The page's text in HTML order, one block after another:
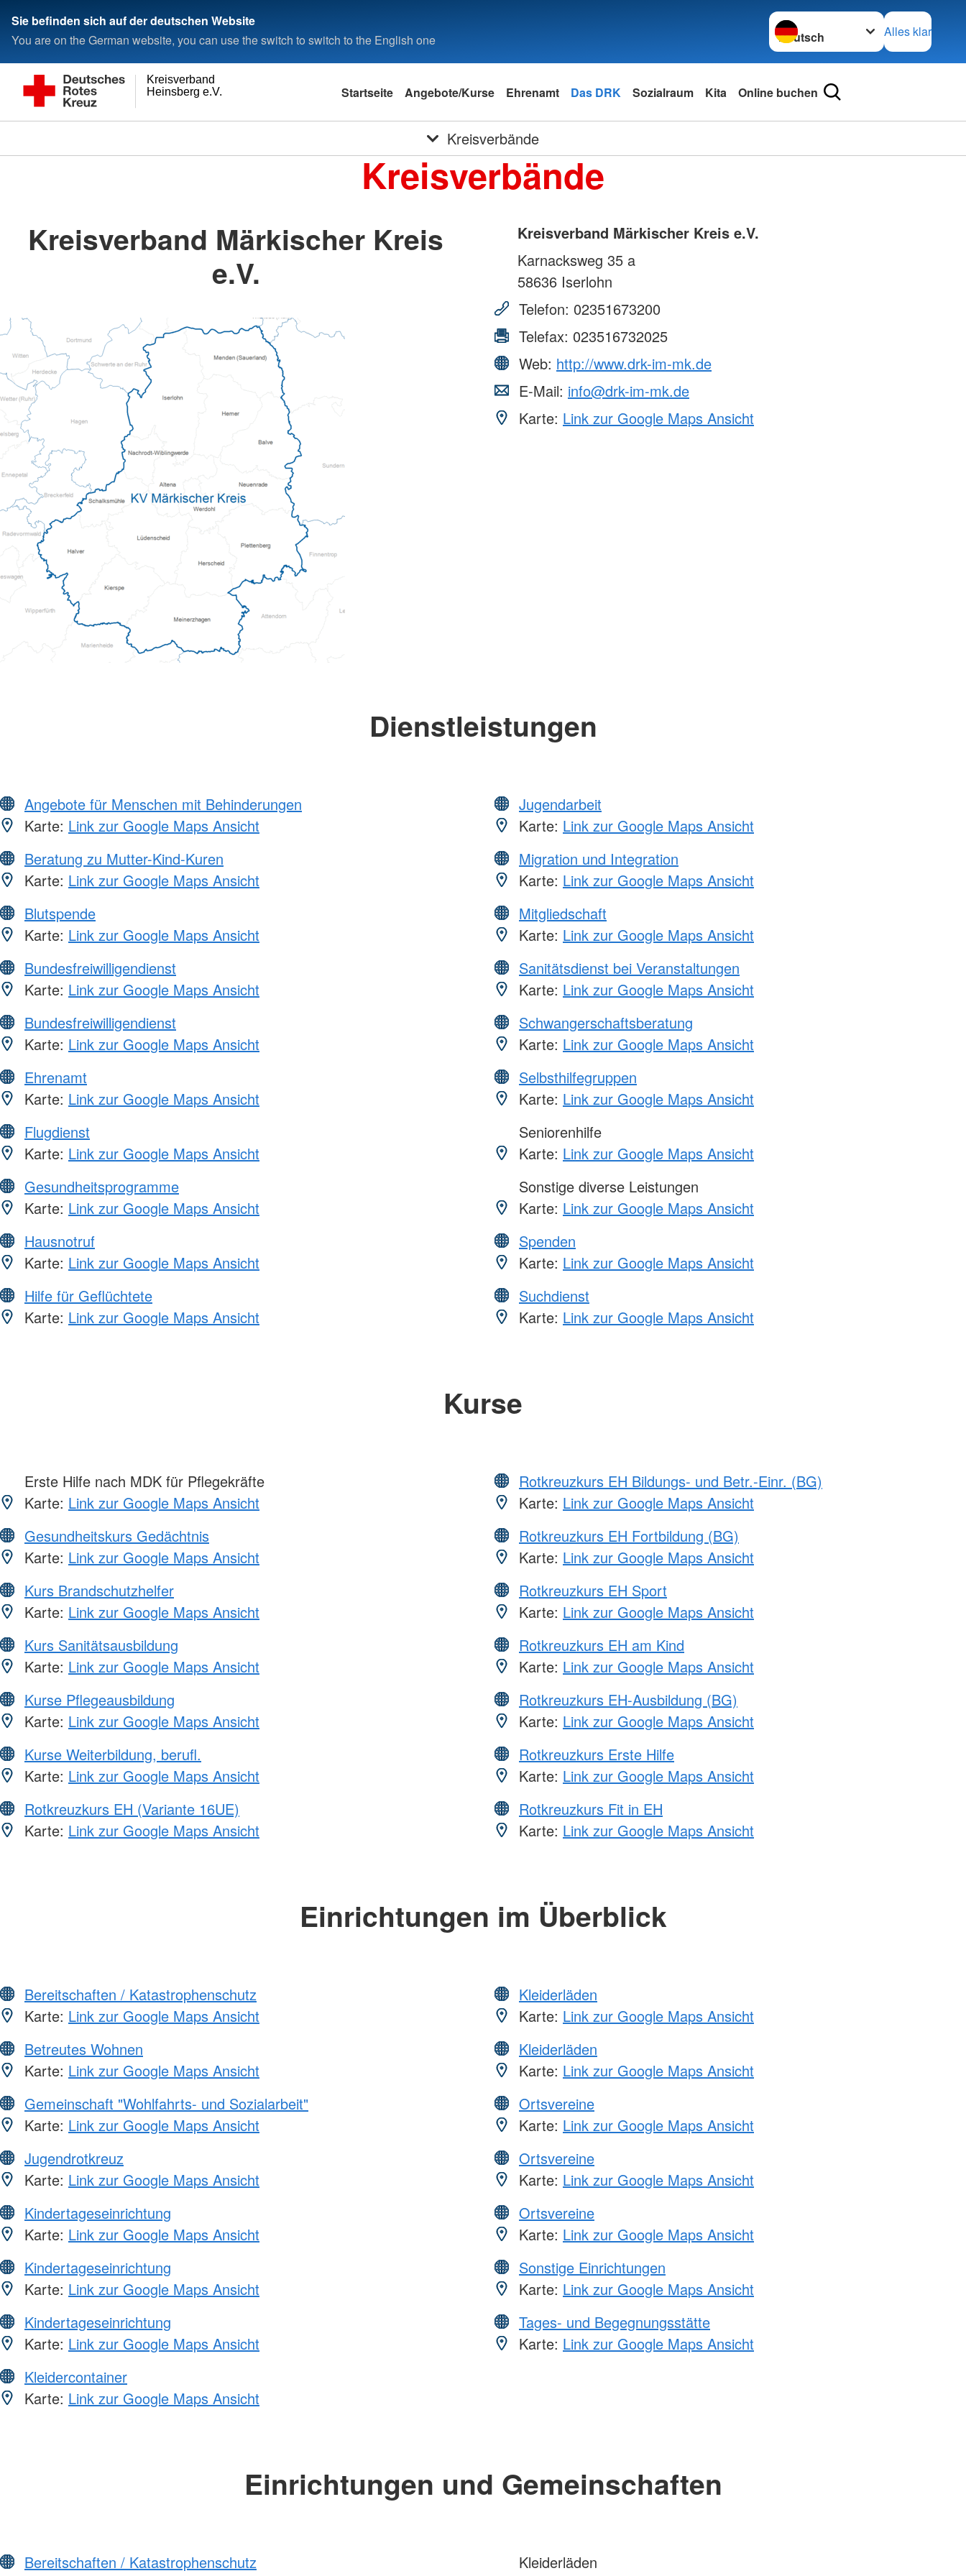
Sie befinden sich auf der deutschen Website
You are on the German website, you can use the switch to switch to the English one
Sprache wechseln zu
Alles klar
Heinsberg e.V.
Kreisverband
Startseite Angebote/Kurse Ehrenamt Das DRK Sozialraum Kita Online buchen
Kreisverbände
Kreisverbände
Kreisverband Märkischer Kreis
e.V.
Kreisverband Märkischer Kreis e.V.
Karnacksweg 35 a
58636 Iserlohn
Telefon: 02351673200
Telefax: 023516732025
Web: http://www.drk-im-mk.de
E-Mail: info@drk-im-mk.de
Karte: Link zur Google Maps Ansicht
Dienstleistungen
Angebote für Menschen mit Behinderungen
Karte: Link zur Google Maps Ansicht
Beratung zu Mutter-Kind-Kuren
Karte: Link zur Google Maps Ansicht
Blutspende
Karte: Link zur Google Maps Ansicht
Bundesfreiwilligendienst
Karte: Link zur Google Maps Ansicht
Bundesfreiwilligendienst
Karte: Link zur Google Maps Ansicht
Ehrenamt
Karte: Link zur Google Maps Ansicht
Flugdienst
Karte: Link zur Google Maps Ansicht
Gesundheitsprogramme
Karte: Link zur Google Maps Ansicht
Hausnotruf
Karte: Link zur Google Maps Ansicht
Hilfe für Geflüchtete
Karte: Link zur Google Maps Ansicht
Jugendarbeit
Karte: Link zur Google Maps Ansicht
Migration und Integration
Karte: Link zur Google Maps Ansicht
Mitgliedschaft
Karte: Link zur Google Maps Ansicht
Sanitätsdienst bei Veranstaltungen
Karte: Link zur Google Maps Ansicht
Schwangerschaftsberatung
Karte: Link zur Google Maps Ansicht
Selbsthilfegruppen
Karte: Link zur Google Maps Ansicht
Seniorenhilfe
Karte: Link zur Google Maps Ansicht
Sonstige diverse Leistungen
Karte: Link zur Google Maps Ansicht
Spenden
Karte: Link zur Google Maps Ansicht
Suchdienst
Karte: Link zur Google Maps Ansicht
Kurse
Erste Hilfe nach MDK für Pflegekräfte
Karte: Link zur Google Maps Ansicht
Gesundheitskurs Gedächtnis
Karte: Link zur Google Maps Ansicht
Kurs Brandschutzhelfer
Karte: Link zur Google Maps Ansicht
Kurs Sanitätsausbildung
Karte: Link zur Google Maps Ansicht
Kurse Pflegeausbildung
Karte: Link zur Google Maps Ansicht
Kurse Weiterbildung, berufl.
Karte: Link zur Google Maps Ansicht
Rotkreuzkurs EH (Variante 16UE)
Karte: Link zur Google Maps Ansicht
Rotkreuzkurs EH Bildungs- und Betr.-Einr. (BG)
Karte: Link zur Google Maps Ansicht
Rotkreuzkurs EH Fortbildung (BG)
Karte: Link zur Google Maps Ansicht
Rotkreuzkurs EH Sport
Karte: Link zur Google Maps Ansicht
Rotkreuzkurs EH am Kind
Karte: Link zur Google Maps Ansicht
Rotkreuzkurs EH-Ausbildung (BG)
Karte: Link zur Google Maps Ansicht
Rotkreuzkurs Erste Hilfe
Karte: Link zur Google Maps Ansicht
Rotkreuzkurs Fit in EH
Karte: Link zur Google Maps Ansicht
Einrichtungen im Überblick
Bereitschaften / Katastrophenschutz
Karte: Link zur Google Maps Ansicht
Betreutes Wohnen
Karte: Link zur Google Maps Ansicht
Gemeinschaft "Wohlfahrts- und Sozialarbeit"
Karte: Link zur Google Maps Ansicht
Jugendrotkreuz
Karte: Link zur Google Maps Ansicht
Kindertageseinrichtung
Karte: Link zur Google Maps Ansicht
Kindertageseinrichtung
Karte: Link zur Google Maps Ansicht
Kindertageseinrichtung
Karte: Link zur Google Maps Ansicht
Kleidercontainer
Karte: Link zur Google Maps Ansicht
Kleiderläden
Karte: Link zur Google Maps Ansicht
Kleiderläden
Karte: Link zur Google Maps Ansicht
Ortsvereine
Karte: Link zur Google Maps Ansicht
Ortsvereine
Karte: Link zur Google Maps Ansicht
Ortsvereine
Karte: Link zur Google Maps Ansicht
Sonstige Einrichtungen
Karte: Link zur Google Maps Ansicht
Tages- und Begegnungsstätte
Karte: Link zur Google Maps Ansicht
Einrichtungen und Gemeinschaften
Bereitschaften / Katastrophenschutz
Kleiderläden